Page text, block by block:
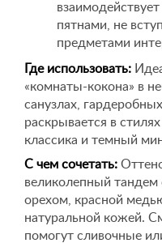
пятнами, не
предметами
Где использовать:
«комнаты-кокона» в
санузлах,
раскрывается в
классика и темный
С чем сочетать:
великолепный
орехом, красной
натуральной кожей.
помогут сливочные